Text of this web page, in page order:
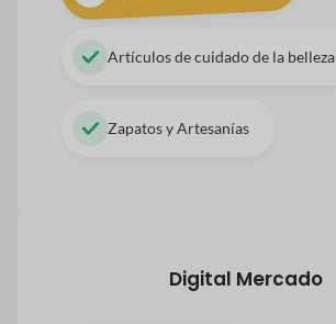
Artículos de cuidado de la belleza
Zapatos y Artesanías
Digital Mercado